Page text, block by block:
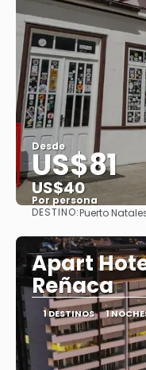
Desde
US$81
US$40
Por persona
DESTINO:Puerto
Apart
Reñaca
1 DESTINOS 1